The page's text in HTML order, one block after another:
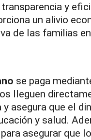
y
un alivio
de las familias
se paga
lleguen
asegura que el
y salud.
asegurar que